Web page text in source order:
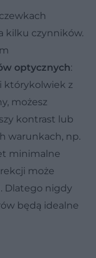
kilku czynników.
optycznych:
którykolwiek z
możesz
kontrast lub
warunkach, np.
minimalne
może
Dlatego nigdy
będą idealne